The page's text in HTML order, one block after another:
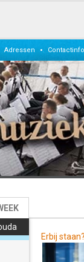
Adressen •
Erbij staan?